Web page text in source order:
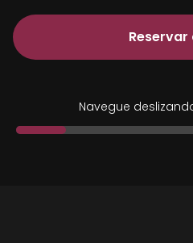
Navegue